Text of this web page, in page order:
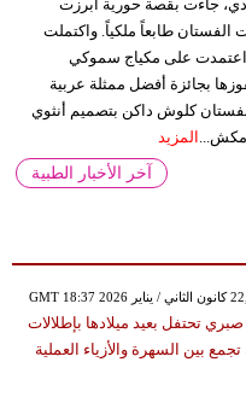
جاءت بقصة حورية أبرزت
الفستان طابعاً ملكياً. واكتملت
اعتمدت على مكياج سموكي
بجائزة أفضل ممثلة عربية
كلوش داكن بتصميم أنثوي
المزيد
آخر الأخبار الطبية
تحتفل بعيد ميلادها بإطلالات
بين السهرة والأزياء العملية